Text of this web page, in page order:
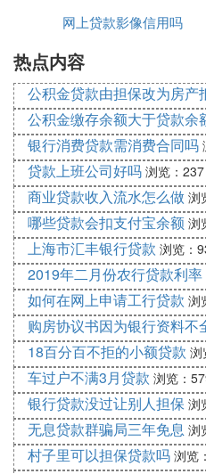
等额本金是指一种贷款的
贷款数总额等分，每月偿
款在该月所产生的利息，
固定，而利息越来越少，
但是随时间的推移每月还
贷款计算公式：每月还款
(本金—已归还本金计额)×
等额本息还款：
等额本息是指一种购房贷
内，每月偿还同等数额的
月还款额计算公式如下：[
率)^还款月数]÷[(1月利率)^
自由还款法：
自由还款就是您申请住房
管理中心根据您的借款金
款额，以后您在每月还款
的前提下，可以根据自身
还款额的还款方式。
公积金贷款计算器——贷款
去贷款
网上贷款影像信用吗
热点内容
公积金贷款由担保改为房产
公积金缴存余额大于贷款余
银行消费贷款需消费合同吗
贷款上班公司好吗 浏览：237
商业贷款收入流水怎么做 浏
哪些贷款会扣支付宝余额 浏
上海市汇丰银行贷款 浏览：
2019年二月份农行贷款利率
如何在网上申请工行贷款 浏
购房协议书因为银行资料不
18百分百不拒的小额贷款 浏
车过户不满3月贷款 浏览：
银行贷款没过让别人担保 浏
无息贷款群骗局三年免息 浏
村子里可以担保贷款吗 浏览